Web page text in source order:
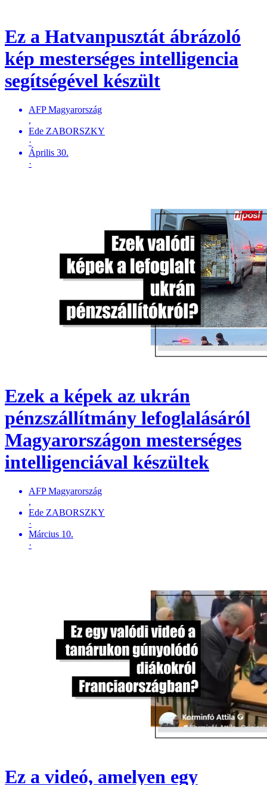
Ez a Hatvanpusztát ábrázoló
kép mesterséges intelligencia
segítségével készült
AFP Magyarország
,
Ede ZABORSZKY
·
Április 30.
·
Ezek a képek az ukrán
pénzszállítmány lefoglalásáról
Magyarországon mesterséges
intelligenciával készültek
AFP Magyarország
,
Ede ZABORSZKY
·
Március 10.
·
Ez a videó, amelyen egy